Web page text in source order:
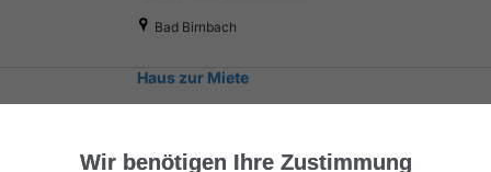
Bad Birnbach
Haus zur Miete
Wir benötigen Ihre Zustimmung